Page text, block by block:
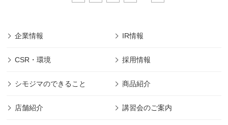
企業情報 IR情報
CSR・環境 採用情報
シモジマのできること 商品紹介
店舗紹介 講習会のご案内